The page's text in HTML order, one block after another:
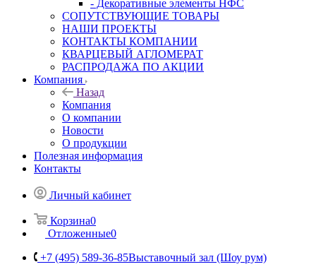
- Декоративные элементы НФС
СОПУТСТВУЮЩИЕ ТОВАРЫ
НАШИ ПРОЕКТЫ
КОНТАКТЫ КОМПАНИИ
КВАРЦЕВЫЙ АГЛОМЕРАТ
РАСПРОДАЖА ПО АКЦИИ
Компания
Назад
Компания
О компании
Новости
О продукции
Полезная информация
Контакты
Личный кабинет
Корзина0
Отложенные0
+7 (495) 589-36-85Выставочный зал (Шоу рум)